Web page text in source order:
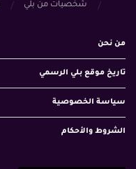
شخصيات من بلي
من نحن
تاريخ موقع بلي الرسمي
سياسة الخصوصية
الشروط والأحكام